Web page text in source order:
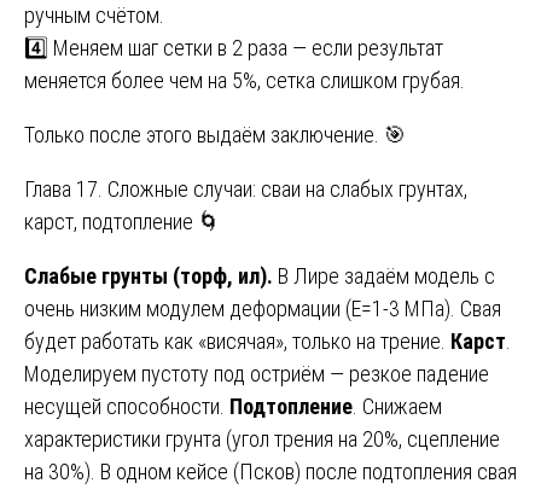
ручным счётом.
4️⃣ Меняем шаг сетки в 2 раза — если результат
меняется более чем на 5%, сетка слишком грубая.
Только после этого выдаём заключение. 🎯
Глава 17. Сложные случаи: сваи на слабых грунтах,
карст, подтопление 🌀
Слабые грунты (торф, ил). В Лире задаём модель с
очень низким модулем деформации (E=1-3 МПа). Свая
будет работать как «висячая», только на трение. Карст
Моделируем пустоту под остриём — резкое падение
несущей способности. Подтопление . Снижаем
характеристики грунта (угол трения на 20%, сцепление
на 30%). В одном кейсе (Псков) после подтопления свая